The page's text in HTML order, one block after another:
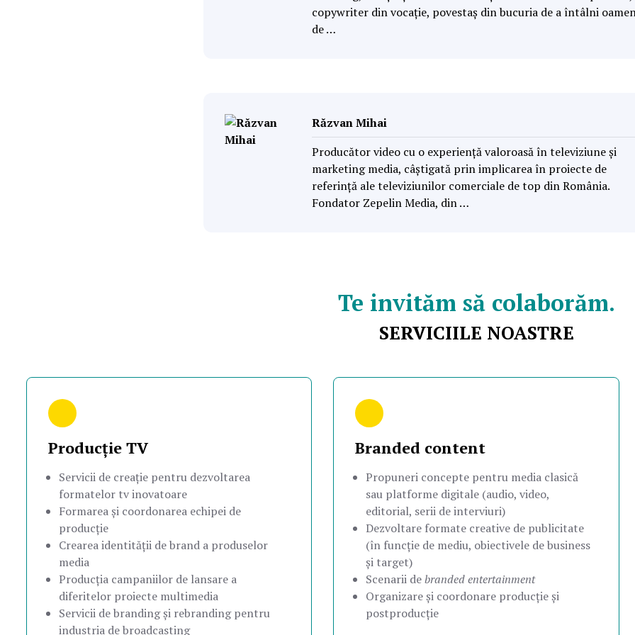
copywriter din vocație, povestaș din bucuria de a întâlni
de …
Răzvan Mihai
Producător video cu o experiență valoroasă în televiziune și
marketing media, câștigată prin implicarea în proiecte de
referință ale televiziunilor comerciale de top din România.
Fondator Zepelin Media, din …
Te invităm să colaborăm.
SERVICIILE NOASTRE
Producție TV
Servicii de creație pentru dezvoltarea
formatelor tv inovatoare
Formarea și coordonarea echipei de
producție
Crearea identității de brand a produselor
media
Producția campaniilor de lansare a
diferitelor proiecte multimedia
Servicii de branding și rebranding pentru
industria de broadcasting
Branded content
Propuneri concepte pentru media clasică
sau platforme digitale (audio, video,
editorial, serii de interviuri)
Dezvoltare formate creative de publicitate
(în funcție de mediu, obiectivele de business
și target)
Scenarii debranded entertainment
Organizare și coordonare producție și
postproducție